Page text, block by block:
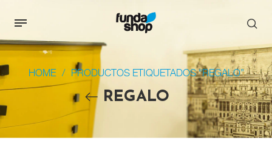
HOME / PRODUCTOS ETIQUETADOS “REGALO”
REGALO